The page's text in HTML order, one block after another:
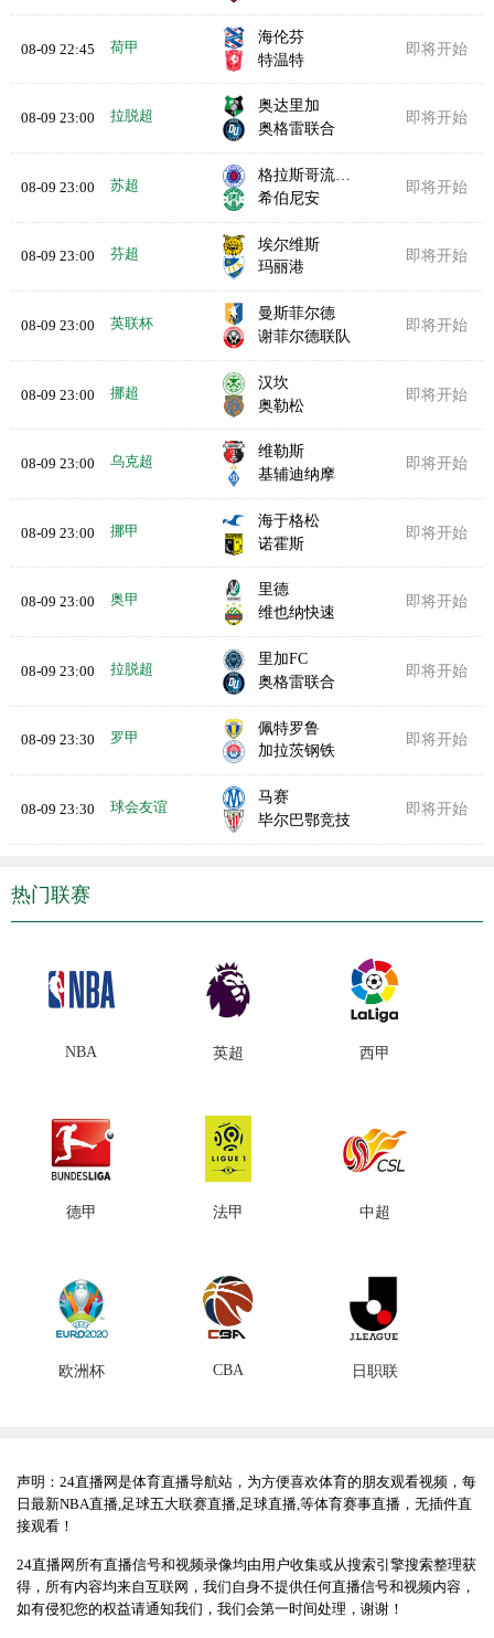
08-09 22:45 荷甲
海伦芬
特温特
即将开始
08-09 23:00 拉脱超
奥达里加
奥格雷联合
即将开始
08-09 23:00 苏超
格拉斯哥流浪者
希伯尼安
即将开始
08-09 23:00 芬超
埃尔维斯
玛丽港
即将开始
08-09 23:00 英联杯
曼斯菲尔德
谢菲尔德联队
即将开始
08-09 23:00 挪超
汉坎
奥勒松
即将开始
08-09 23:00 乌克超
维勒斯
基辅迪纳摩
即将开始
08-09 23:00 挪甲
海于格松
诺霍斯
即将开始
08-09 23:00 奥甲
里德
维也纳快速
即将开始
08-09 23:00 拉脱超
里加FC
奥格雷联合
即将开始
08-09 23:30 罗甲
佩特罗鲁
加拉茨钢铁
即将开始
08-09 23:30 球会友谊
马赛
毕尔巴鄂竞技
即将开始
热门联赛
NBA 英超 西甲
德甲 法甲 中超
欧洲杯 CBA 日职联
声明：24直播网是体育直播导航站，为方便喜欢体育的朋友观看视频，每
日最新NBA直播,足球五大联赛直播,足球直播,等体育赛事直播，无插件直
接观看！
24直播网所有直播信号和视频录像均由用户收集或从搜索引擎搜索整理获
得，所有内容均来自互联网，我们自身不提供任何直播信号和视频内容，
如有侵犯您的权益请通知我们，我们会第一时间处理，谢谢！